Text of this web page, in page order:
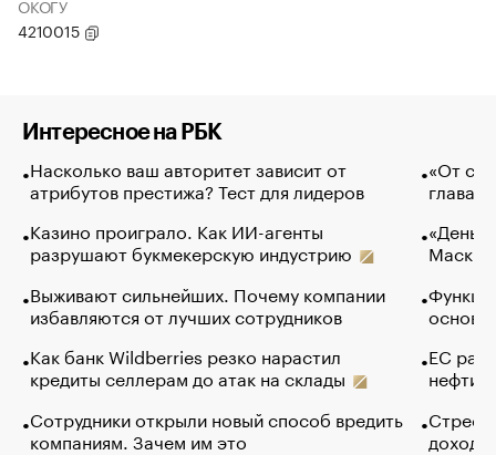
ОКОГУ
4210015
Интересное на РБК
Насколько ваш авторитет зависит от
атрибутов престижа? Тест для лидеров
Казино проиграло. Как ИИ-агенты
разрушают букмекерскую индустрию
Выживают сильнейших. Почему компании
избавляются от лучших сотрудников
Как банк Wildberries резко нарастил
кредиты селлерам до атак на склады
Сотрудники открыли новый способ вредить
компаниям. Зачем им это
«От
глава
Маск в
основ
ЕС
нефти